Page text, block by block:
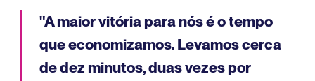
"A maior vitória para nós é o tempo
que economizamos. Levamos cerca
de dez minutos, duas vezes por